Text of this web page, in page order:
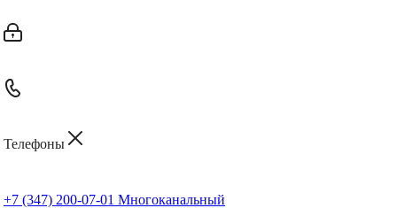
Телефоны
+7 (347) 200-07-01 Многоканальный